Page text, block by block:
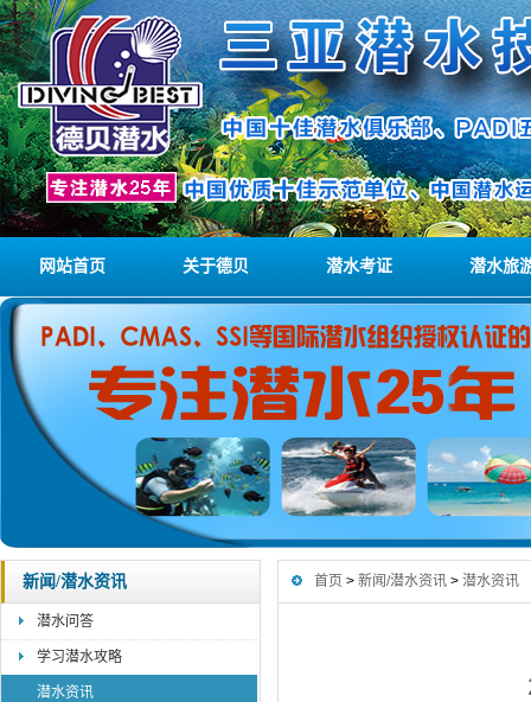
网站首页 关于德贝 潜水考证 潜水旅
新闻/潜水资讯
潜水问答
学习潜水攻略
潜水资讯
首页 > 新闻/潜水资讯 > 潜水资讯